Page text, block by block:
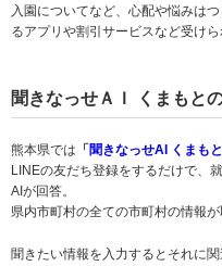
入園についてなど、心配や悩みは
るアプリや割引サービスなど受け
聞きなっせＡＩ くまもと
熊本県では 「 聞きなっせAI くまも
LINEの友だち登録をするだけで、
AIが回答。
県内市町村の全ての市町村の情報が
聞きたい情報を入力するとそれに